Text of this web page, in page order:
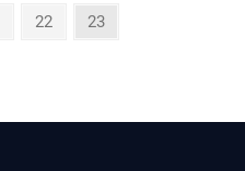
Page
22 Page
23